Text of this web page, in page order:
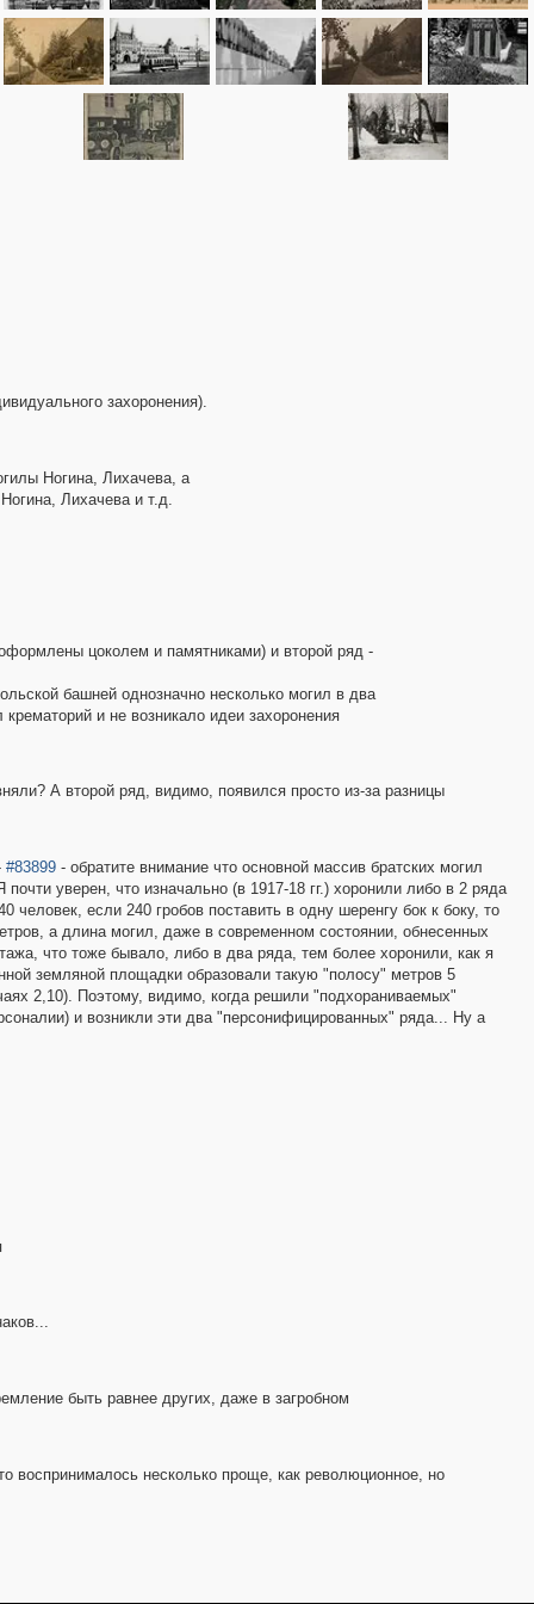
захоронения).
Ногина, Лихачева, а
Лихачева и т.д.
цоколем и памятниками) и второй ряд -
башней однозначно несколько могил в два
и не возникало идеи захоронения
А второй ряд, видимо, появился просто из-за разницы
#83899- обратите внимание что основной массив братских могил
уверен, что изначально (в 1917-18 гг.) хоронили либо в 2 ряда
если 240 гробов поставить в одну шеренгу бок к боку, то
а длина могил, даже в современном состоянии, обнесенных
что тоже бывало, либо в два ряда, тем более хоронили, как я
земляной площадки образовали такую "полосу" метров 5
2,10). Поэтому, видимо, когда решили "подхораниваемых"
и возникли эти два "персонифицированных" ряда... Ну а
быть равнее других, даже в загробном
воспринималось несколько проще, как революционное, но